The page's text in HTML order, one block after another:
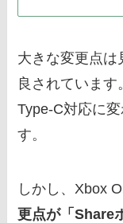
大きな変更点は
良されていま
Type-C対応に
す。
しかし、Xbox
更点が「Share